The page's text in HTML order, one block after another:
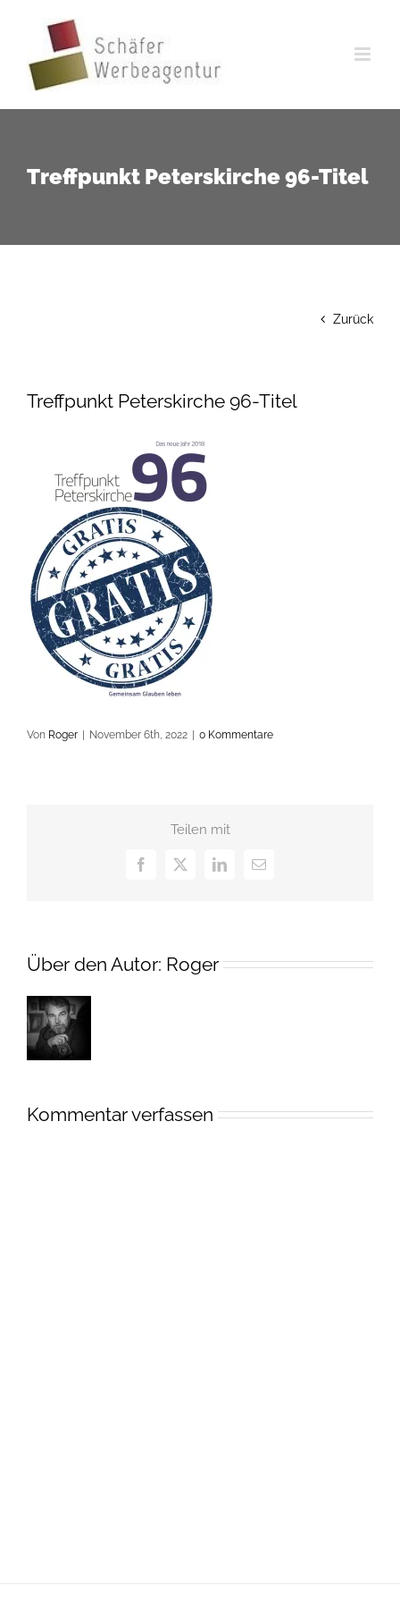
springen
Treffpunkt Peterskirche 96-Titel
Zurück
Treffpunkt Peterskirche 96-Titel
Von Roger November 6th, 2022 0 Kommentare
Teilen mit
Facebook
X LinkedIn
E-
Über den Autor: Roger
Kommentar verfassen